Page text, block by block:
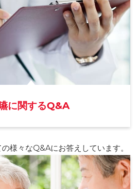
に関するQ&A
様々なQ&Aにお答えしています。